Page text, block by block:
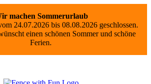
machen Sommerurlaub
24.07.2026 bis 08.08.2026 geschlossen.
einen schönen Sommer und schöne
Ferien.